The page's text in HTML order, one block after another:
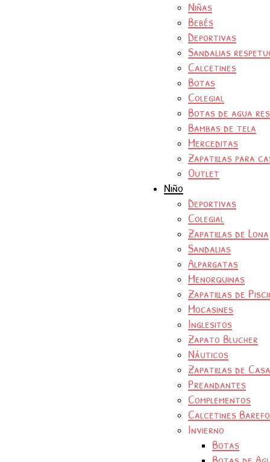
Niñas
Bebés
Deportivas
Sandalias
Calcetines
Botas
Colegial
Botas de agua
Bambas de tela
Merceditas
Zapatillas para
Outlet
Niño
Deportivas
Colegial
Zapatillas de Lona
Sandalias
Alpargatas
Menorquinas
Zapatillas de
Mocasines
Inglesitos
Zapato Blucher
Náuticos
Zapatillas de Casa
Preandantes
Complementos
Calcetines
Invierno
Botas